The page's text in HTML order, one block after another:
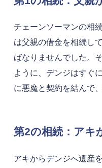
チェーンソーマンの相
は父親の借金を相続し
ばなりませんでした。
ように、デンジはすぐ
に悪魔と契約を結んで
第2の相続：アキ
アキからデンジへ遺産